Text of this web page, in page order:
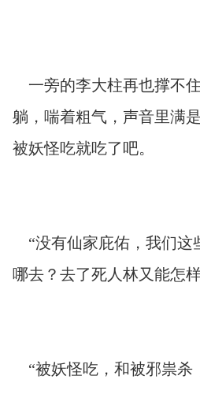
一旁的李大柱再也撑不
躺，喘着粗气，声音里满
被妖怪吃就吃了吧。
“没有仙家庇佑，我们这
哪去？去了死人林又能怎
“被妖怪吃，和被邪祟杀